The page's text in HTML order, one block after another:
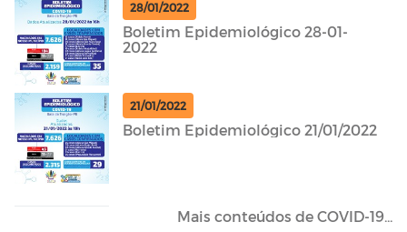
28/01/2022
Boletim Epidemiológico 28-01-
2022
21/01/2022
Boletim Epidemiológico 21/01/2022
Mais conteúdos de COVID-19...